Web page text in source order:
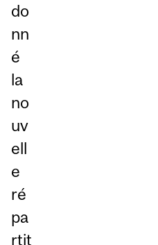
do
nn
é
la
no
uv
ell
e
ré
pa
rtit